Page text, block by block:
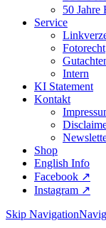
50
Service
Fotorecht
Intern
KI Statement
Kontakt
Shop
English Info
Facebook ↗︎
Instagram ↗︎
Skip Navigation